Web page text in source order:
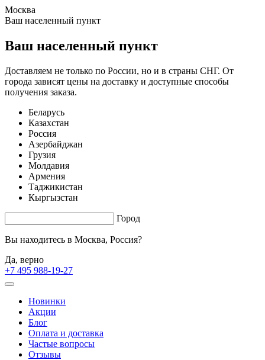
Москва
Ваш населенный пункт
Ваш населенный пункт
Доставляем не только по России, но и в страны СНГ. От
города зависят цены на доставку и доступные способы
получения заказа.
Беларусь
Казахстан
Россия
Азербайджан
Грузия
Молдавия
Армения
Таджикистан
Кыргызстан
Город
Вы находитесь в Москва, Россия?
Да, верно
+7 495 988-19-27
Новинки
Акции
Блог
Оплата и доставка
Частые вопросы
Отзывы